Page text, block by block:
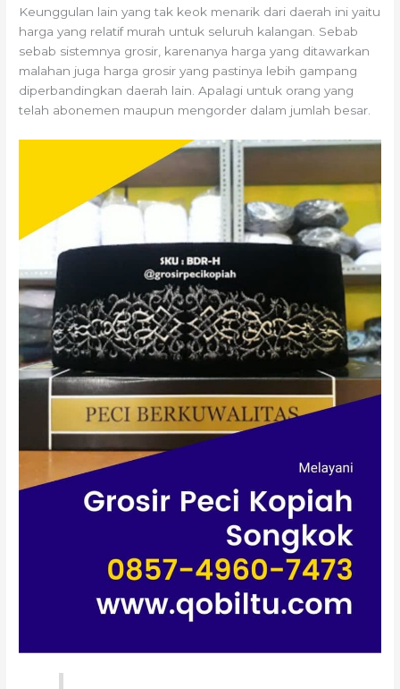
Keunggulan lain yang tak keok menarik dari daerah ini yaitu
harga yang relatif murah untuk seluruh kalangan. Sebab
sebab sistemnya grosir, karenanya harga yang ditawarkan
malahan juga harga grosir yang pastinya lebih gampang
diperbandingkan daerah lain. Apalagi untuk orang yang
telah abonemen maupun mengorder dalam jumlah besar.